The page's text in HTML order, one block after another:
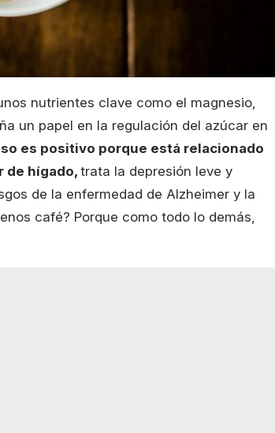
nutrientes clave como el magnesio,
un papel en la regulación del azúcar en
es positivo porque está relacionado
de hígado, trata la depresión leve y
de la enfermedad de Alzheimer y la
café? Porque como todo lo demás,